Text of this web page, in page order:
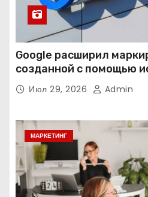
Google расширил
созданной с помощью
интеллекта
Июл 29, 2026 Admin
МАРКЕТИНГ